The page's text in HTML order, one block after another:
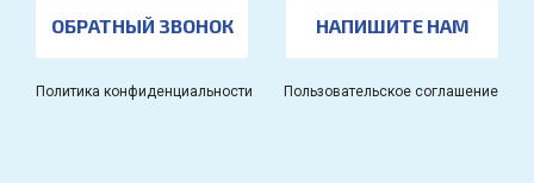
ОБРАТНЫЙ ЗВОНОК НАПИШИТЕ НАМ
Политика конфиденциальности Пользовательское соглашение